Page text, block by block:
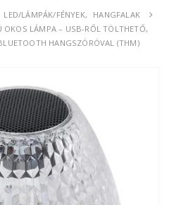
LED/LÁMPÁK/FÉNYEK,
HANGFALAK
OKOS LÁMPA – USB-RŐL TÖLTHETŐ,
HANGSZÓRÓVAL (THM)